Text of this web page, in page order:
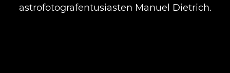
astrofotografentusiasten Manuel Dietrich.